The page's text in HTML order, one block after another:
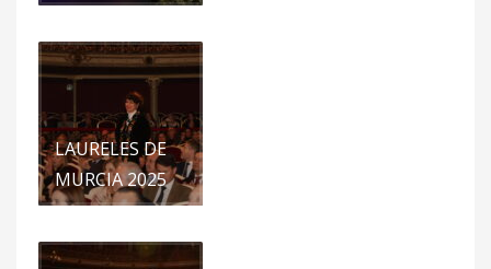
LAURELES DE
MURCIA 2025